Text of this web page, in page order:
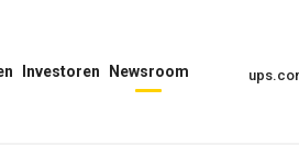
Investoren Newsroom